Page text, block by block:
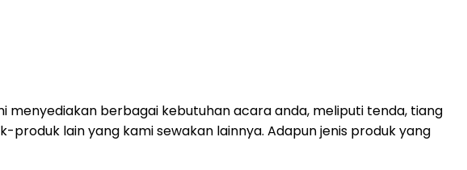
berbagai kebutuhan acara anda, meliputi tenda, tiang
lain yang kami sewakan lainnya. Adapun jenis produk yang